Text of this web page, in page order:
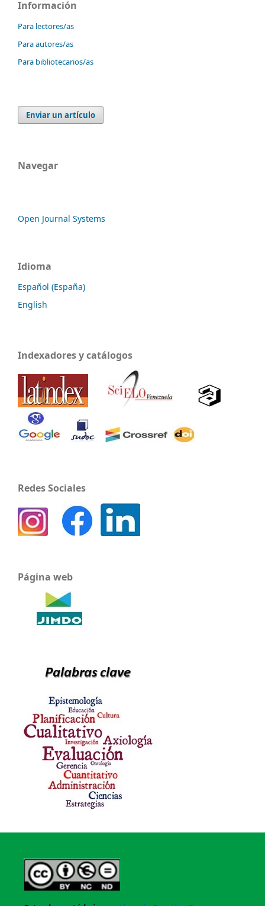
Información
Para lectores/as
Para autores/as
Para bibliotecarios/as
Enviar un artículo
Navegar
Open Journal Systems
Idioma
Español (España)
English
Indexadores y catálogos
Redes Sociales
Página web